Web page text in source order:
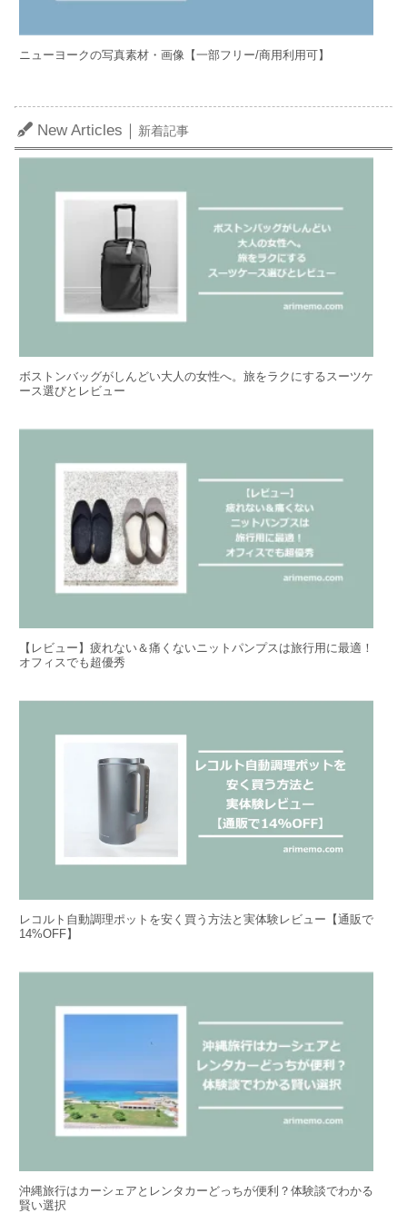
ニューヨークの写真素材・画像【一部フリー/商用利用可】
New Articles｜ 新着記事
ボストンバッグがしんどい大人の女性へ。旅をラクにするスーツケ
ース選びとレビュー
【レビュー】疲れない＆痛くないニットパンプスは旅行用に最適！
オフィスでも超優秀
レコルト自動調理ポットを安く買う方法と実体験レビュー【通販で
14%OFF】
沖縄旅行はカーシェアとレンタカーどっちが便利？体験談でわかる
賢い選択